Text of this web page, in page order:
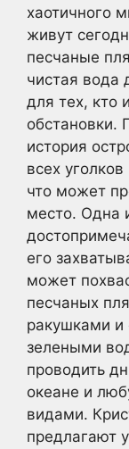
хаотичного
живут
песчаные
чистая вода
для тех, кто
обстановки.
история
всех
что может
место. Одна
его
может
песчаных
ракушками и
зелеными
проводить
океане и
видами.
предлагают